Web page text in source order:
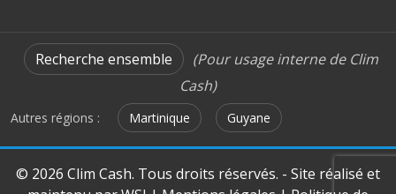
Recherche ensemble
(Pour usage interne de Clim
Cash)
Autres régions : Martinique Guyane
© 2026 Clim Cash. Tous droits réservés. - Site réalisé et